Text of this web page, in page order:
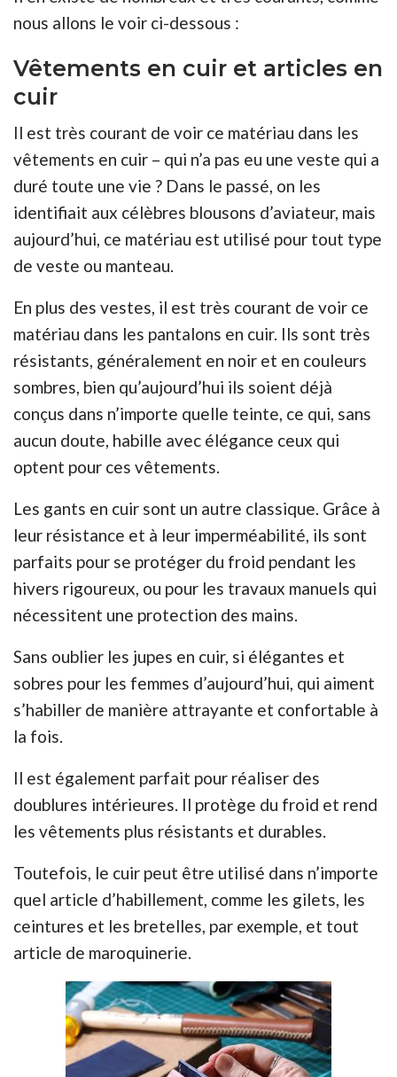
nous allons le voir ci-dessous :
Vêtements en cuir et articles en
cuir
Il est très courant de voir ce matériau dans les
vêtements en cuir – qui n’a pas eu une veste qui a
duré toute une vie ? Dans le passé, on les
identifiait aux célèbres blousons d’aviateur, mais
aujourd’hui, ce matériau est utilisé pour tout type
de veste ou manteau.
En plus des vestes, il est très courant de voir ce
matériau dans les pantalons en cuir. Ils sont très
résistants, généralement en noir et en couleurs
sombres, bien qu’aujourd’hui ils soient déjà
conçus dans n’importe quelle teinte, ce qui, sans
aucun doute, habille avec élégance ceux qui
optent pour ces vêtements.
Les gants en cuir sont un autre classique. Grâce à
leur résistance et à leur imperméabilité, ils sont
parfaits pour se protéger du froid pendant les
hivers rigoureux, ou pour les travaux manuels qui
nécessitent une protection des mains.
Sans oublier les jupes en cuir, si élégantes et
sobres pour les femmes d’aujourd’hui, qui aiment
s’habiller de manière attrayante et confortable à
la fois.
Il est également parfait pour réaliser des
doublures intérieures. Il protège du froid et rend
les vêtements plus résistants et durables.
Toutefois, le cuir peut être utilisé dans n’importe
quel article d’habillement, comme les gilets, les
ceintures et les bretelles, par exemple, et tout
article de maroquinerie.